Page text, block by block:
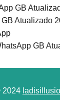
GB
Atualizado
GB
2024